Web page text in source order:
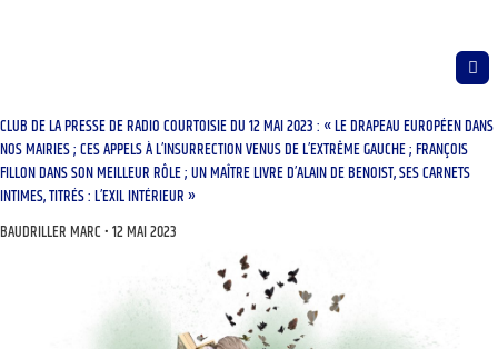
CLUB DE LA PRESSE DE RADIO COURTOISIE DU 12 MAI 2023 : « LE DRAPEAU EUROPÉEN DANS
NOS MAIRIES ; CES APPELS À L’INSURRECTION VENUS DE L’EXTRÊME GAUCHE ; FRANÇOIS
FILLON DANS SON MEILLEUR RÔLE ; UN MAÎTRE LIVRE D’ALAIN DE BENOIST, SES CARNETS
INTIMES, TITRÉS : L’EXIL INTÉRIEUR »
BAUDRILLER MARC 12 MAI 2023